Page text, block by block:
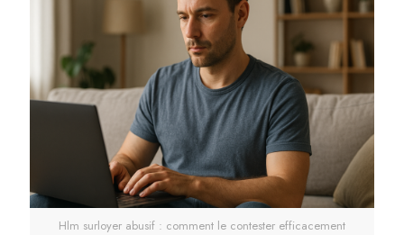
Hlm surloyer abusif : comment le contester efficacement